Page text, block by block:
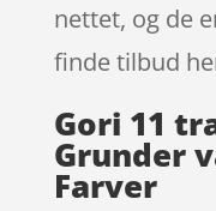
nettet, og de
finde tilbud
Gori 11
Grunder
Farver